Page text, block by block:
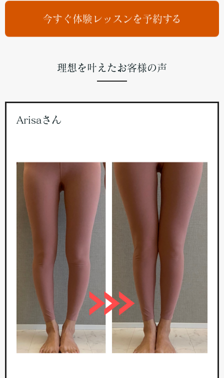
今すぐ体験レッスンを予約する
理想を叶えたお客様の声
Arisaさん